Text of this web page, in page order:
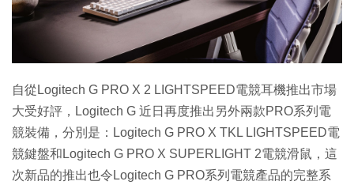
自從Logitech G PRO X 2 LIGHTSPEED電競耳機推出市場
大受好評，Logitech G 近日再度推出另外兩款PRO系列電
競裝備，分別是：Logitech G PRO X TKL LIGHTSPEED電
競鍵盤和Logitech G PRO X SUPERLIGHT 2電競滑鼠，這
次新品的推出也令Logitech G PRO系列電競產品的完整系